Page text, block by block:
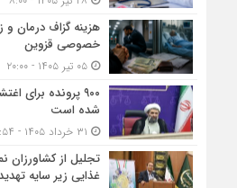
هزینه‌ گزاف درمان
خصوصی قزوین
۰۵ تیر ۱۴۰۵ - ۲۰:۰۰
۹۰۰ پرونده برای
شده است
تجلیل از کشاورزان
غذایی زیر سایه